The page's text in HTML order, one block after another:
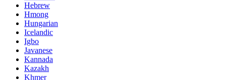
Hebrew
Hmong
Hungarian
Icelandic
Igbo
Javanese
Kannada
Kazakh
Khmer